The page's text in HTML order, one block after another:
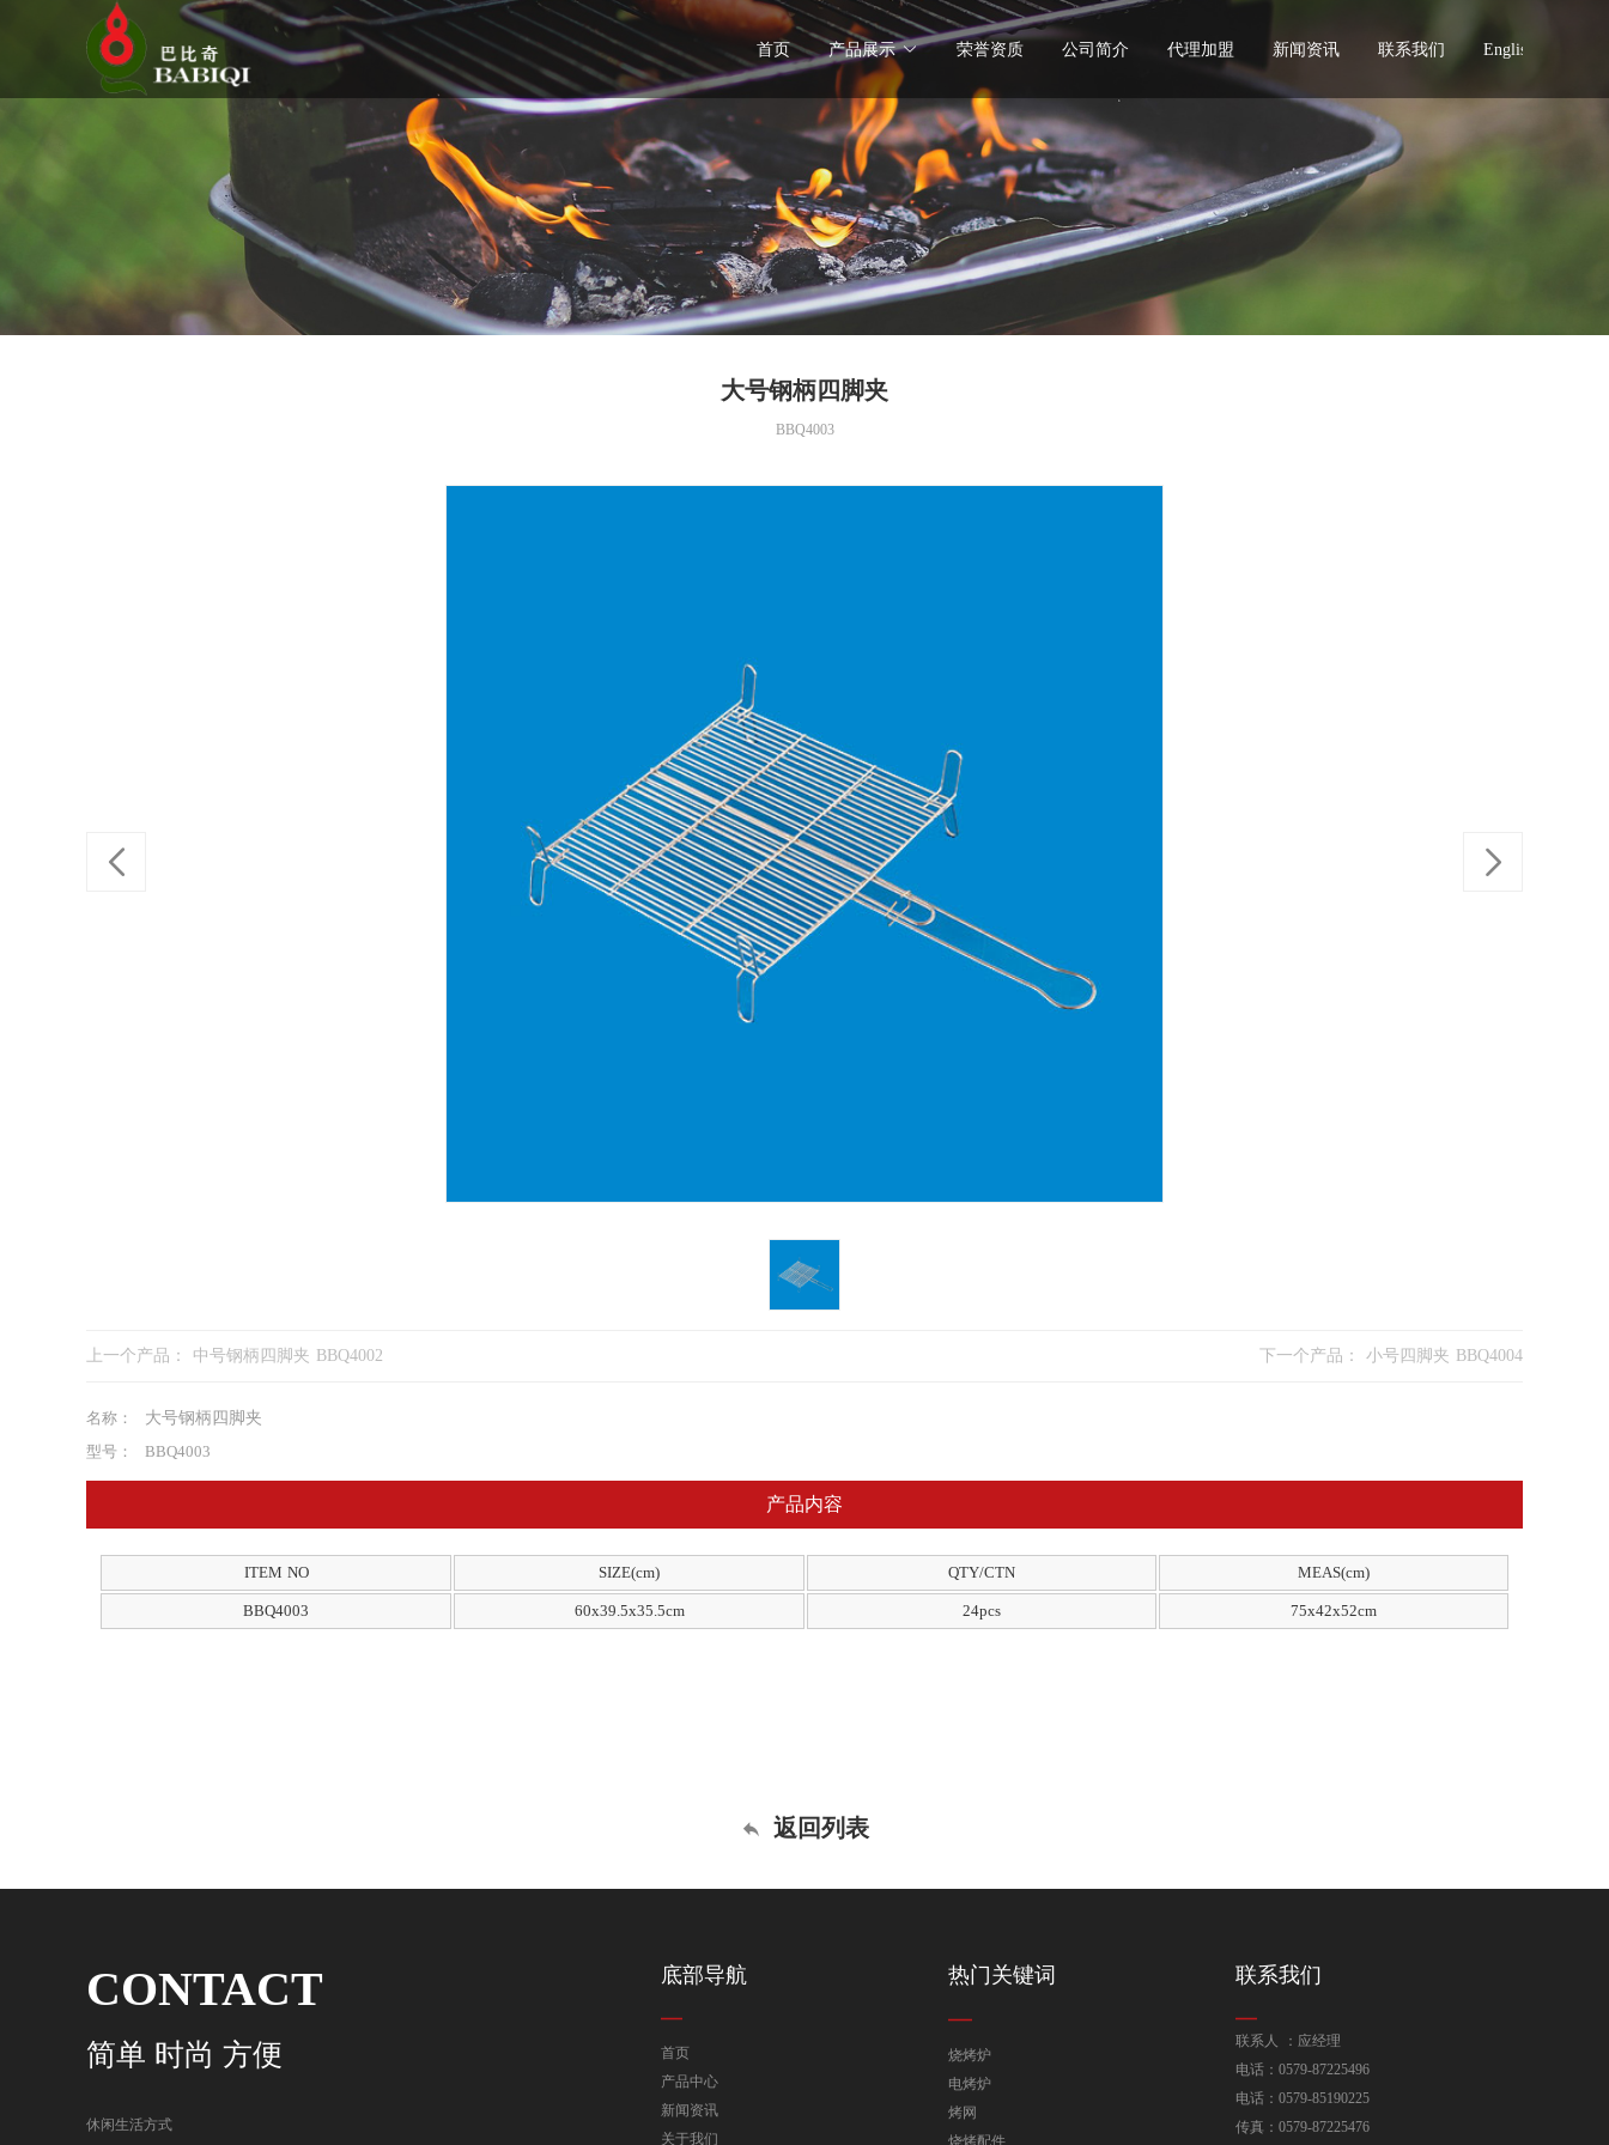
首页 产品展示 荣誉资质 公司简介 代理加盟 新闻资讯 联系我们 English
大号钢柄四脚夹
BBQ4003
上一个产品： 中号钢柄四脚夹 BBQ4002 下一个产品： 小号四脚夹 BBQ4004
名称：
大号钢柄四脚夹
型号：
BBQ4003
ITEM NO SIZE(cm) QTY/CTN MEAS(cm)
BBQ4003 60x39.5x35.5cm 24pcs 75x42x52cm
产品内容
返回列表
CONTACT
简单 时尚 方便
休闲生活方式
底部导航
首页
产品中心
新闻资讯
关于我们
热门关键词
烧烤炉
电烤炉
烤网
烧烤配件
联系我们
联系人 ：应经理
电话：0579-87225496
电话：0579-85190225
传真：0579-87225476